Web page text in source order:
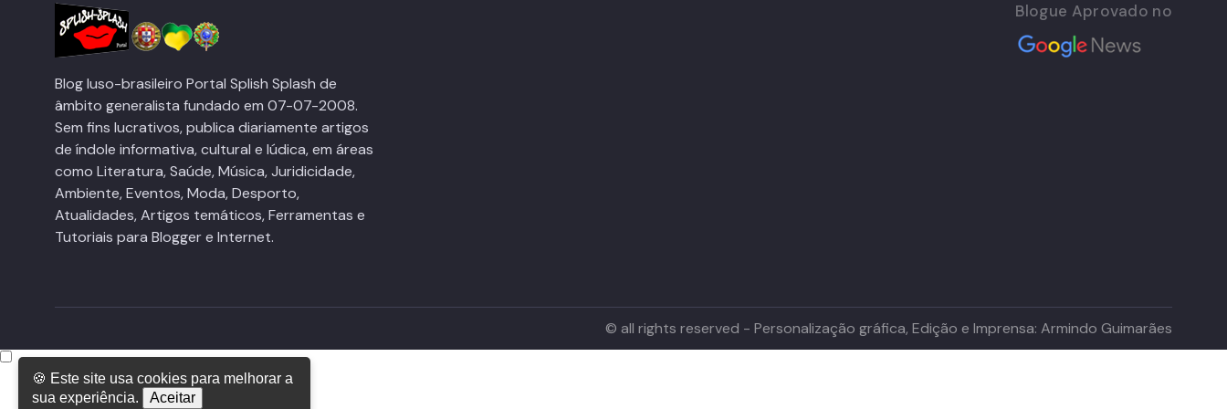
Blog luso-brasileiro Portal Splish Splash de
âmbito generalista fundado em 07-07-2008.
Sem fins lucrativos, publica diariamente artigos
de índole informativa, cultural e lúdica, em áreas
como Literatura, Saúde, Música, Juridicidade,
Ambiente, Eventos, Moda, Desporto,
Atualidades, Artigos temáticos, Ferramentas e
Tutoriais para Blogger e Internet.
Blogue Aprovado no
© all rights reserved - Personalização gráfica, Edição e Imprensa: Armindo Guimarães
🍪 Este site usa cookies para melhorar a
sua experiência.
Aceitar